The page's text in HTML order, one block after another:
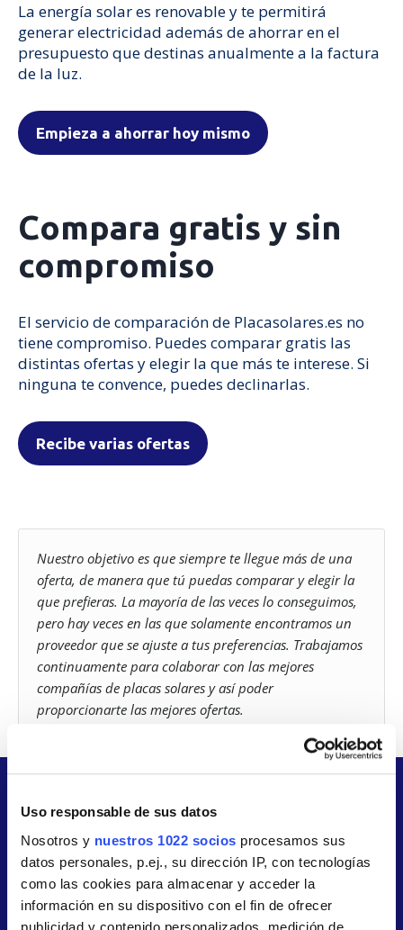
Uso responsable de sus datos
Nosotros y nuestros 1022 socios procesamos sus
datos personales, p.ej., su dirección IP, con tecnologías
como las cookies para almacenar y acceder la
información en su dispositivo con el fin de ofrecer
publicidad y contenido personalizados, medición de
La energía solar es renovable y te permitirá
generar electricidad además de ahorrar en el
presupuesto que destinas anualmente a la factura
de la luz.
Empieza a ahorrar hoy mismo
Compara gratis y sin
compromiso
El servicio de comparación de Placasolares.es no
tiene compromiso. Puedes comparar gratis las
distintas ofertas y elegir la que más te interese. Si
ninguna te convence, puedes declinarlas.
Recibe varias ofertas
Nuestro objetivo es que siempre te llegue más de una
oferta, de manera que tú puedas comparar y elegir la
que prefieras. La mayoría de las veces lo conseguimos,
pero hay veces en las que solamente encontramos un
proveedor que se ajuste a tus preferencias. Trabajamos
continuamente para colaborar con las mejores
compañías de placas solares y así poder
proporcionarte las mejores ofertas.
En tu ciudad
Madrid Barcelona